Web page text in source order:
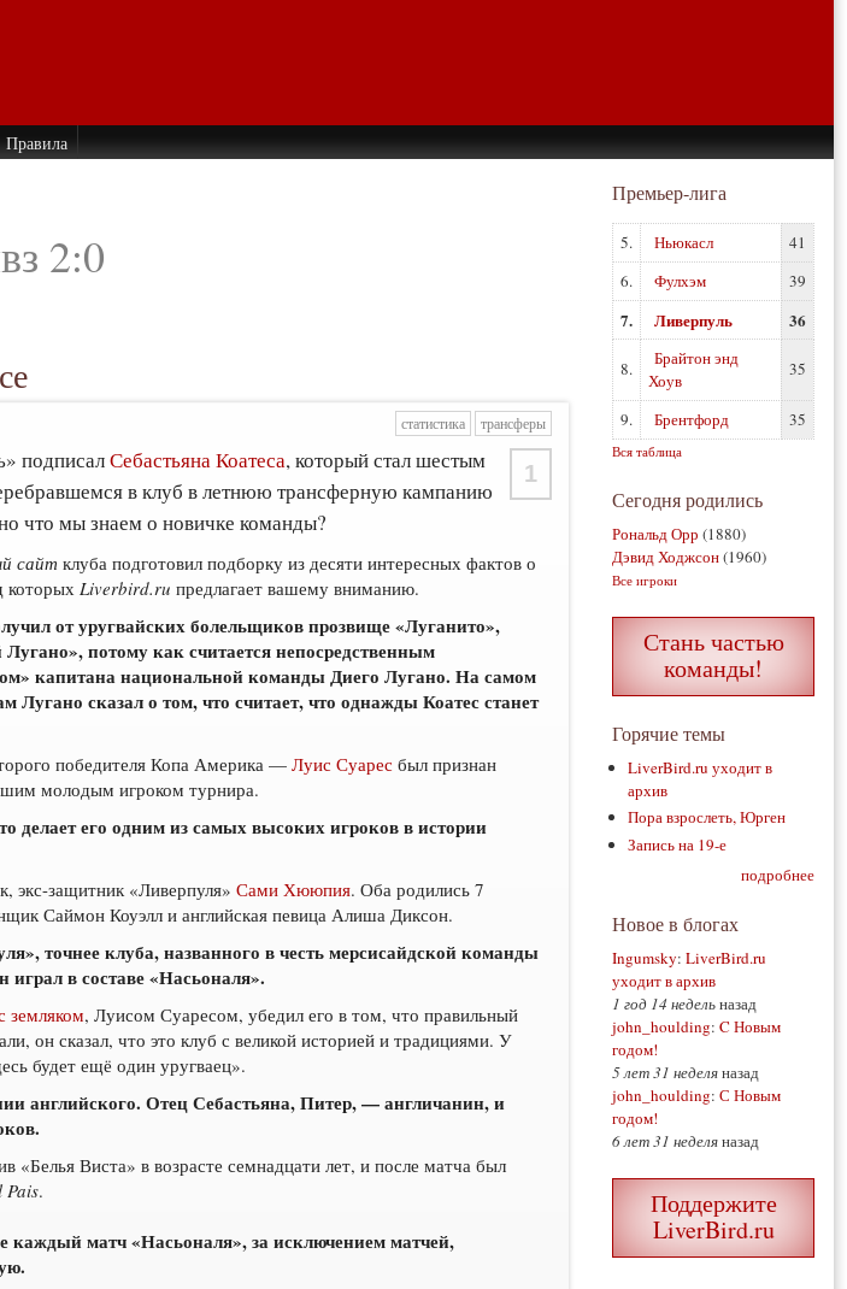
Правила
2:0
статистика трансферы
1
подписалСебастьяна Коатеса, который стал шестым
в клуб в летнюю трансферную кампанию
что мы знаем о новичке команды?
сайт клуба подготовил подборку из десяти интересных фактов о
которых Liverbird.ru предлагает вашему вниманию.
от уругвайских болельщиков прозвище «Луганито»,
потому как считается непосредственным
капитана национальной команды Диего Лугано. На самом
Лугано сказал о том, что считает, что однажды Коатес станет
победителя Копа Америка —Луис Суарес был признан
молодым игроком турнира.
делает его одним из самых высоких игроков в истории
экс-защитник «Ливерпуля»Сами Хююпия. Оба родились 7
Саймон Коуэлл и английская певица Алиша Диксон.
точнее клуба, названного в честь мерсисайдской команды
играл в составе «Насьоналя».
земляком, Луисом Суаресом, убедил его в том, что правильный
он сказал, что это клуб с великой историей и традициями. У
будет ещё один уругваец».
английского. Отец Себастьяна, Питер, — англичанин, и
«Белья Виста» в возрасте семнадцати лет, и после матча был
Pais.
каждый матч «Насьоналя», за исключением матчей,
Премьер-лига
5. Ньюкасл
41
6.
Фулхэм 39
7. Ливерпуль 36
8.
Брайтон энд
Хоув
35
9. Брентфорд 35
Вся таблица
Сегодня родились
Рональд Орр (1880)
Дэвид Ходжсон(1960)
Все игроки
Стань частью
команды!
Горячие темы
LiverBird.ru уходит в
архив
Пора взрослеть, Юрген
Запись на 19-е
подробнее
Новое в блогах
Ingumsky: LiverBird.ru
уходит в архив
1 год 14 недельназад
john_houlding: C Новым
годом!
5 лет 31 неделяназад
john_houlding: С Новым
годом!
6 лет 31 неделяназад
Поддержите
LiverBird.ru